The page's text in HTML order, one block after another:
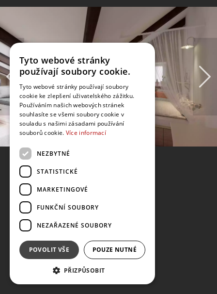
Tyto webové stránky
používají soubory cookie.
Tyto webové stránky používají soubory
cookie ke zlepšení uživatelského zážitku.
Používáním našich webových stránek
souhlasíte se všemi soubory cookie v
souladu s našimi zásadami používání
souborů cookie. Více informací
NEZBYTNÉ
STATISTICKÉ
MARKETINGOVÉ
FUNKČNÍ SOUBORY
NEZAŘAZENÉ SOUBORY
POVOLIT VŠE POUZE NUTNÉ
PŘIZPŮSOBIT